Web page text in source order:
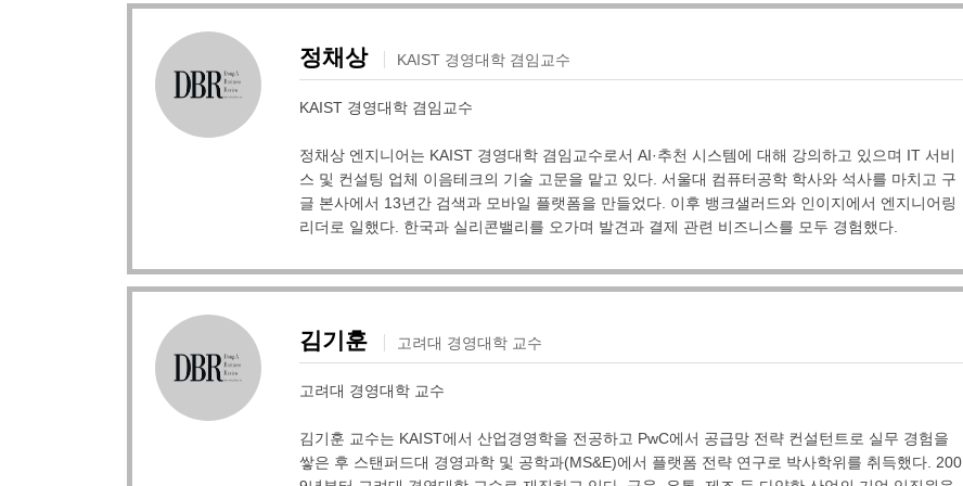
정채상 KAIST 경영대학 겸임교수
KAIST 경영대학 겸임교수
정채상 엔지니어는 KAIST 경영대학 겸임교수로서 AI·추천 시스템에 대해 강의하고 있으며 IT 서비
스 및 컨설팅 업체 이음테크의 기술 고문을 맡고 있다. 서울대 컴퓨터공학 학사와 석사를 마치고 구
글 본사에서 13년간 검색과 모바일 플랫폼을 만들었다. 이후 뱅크샐러드와 인이지에서 엔지니어링
리더로 일했다. 한국과 실리콘밸리를 오가며 발견과 결제 관련 비즈니스를 모두 경험했다.
김기훈 고려대 경영대학 교수
고려대 경영대학 교수
김기훈 교수는 KAIST에서 산업경영학을 전공하고 PwC에서 공급망 전략 컨설턴트로 실무 경험을
쌓은 후 스탠퍼드대 경영과학 및 공학과(MS&E)에서 플랫폼 전략 연구로 박사학위를 취득했다. 200